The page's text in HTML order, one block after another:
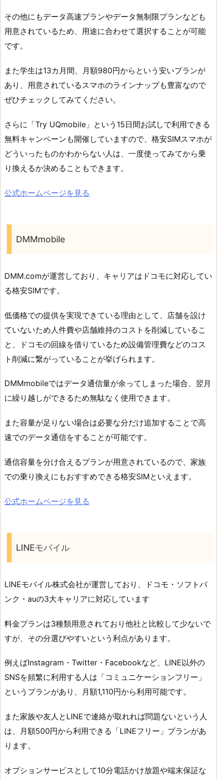
その他にもデータ高速プランやデータ無制限プランなども
用意されているため、用途に合わせて選択することが可能
です。
また学生は13カ月間、月額980円からという安いプランが
あり、用意されているスマホのラインナップも豊富なので
ぜひチェックしてみてください。
さらに「Try UQmobile」という15日間お試しで利用できる
無料キャンペーンも開催していますので、格安SIMスマホが
どういったものかわからない人は、一度使ってみてから乗
り換えるか決めることもできます。
公式ホームページを見る
DMMmobile
DMM.comが運営しており、キャリアはドコモに対応してい
る格安SIMです。
低価格での提供を実現できている理由として、店舗を設け
ていないため人件費や店舗維持のコストを削減しているこ
と、ドコモの回線を借りているため設備管理費などのコス
ト削減に繋がっていることが挙げられます。
DMMmobileではデータ通信量が余ってしまった場合、翌月
に繰り越しができるため無駄なく使用できます。
また容量が足りない場合は必要な分だけ追加することで高
速でのデータ通信をすることが可能です。
通信容量を分け合えるプランが用意されているので、家族
での乗り換えにもおすすめできる格安SIMといえます。
公式ホームページを見る
LINEモバイル
LINEモバイル株式会社が運営しており、ドコモ・ソフトバ
ンク・auの3大キャリアに対応しています
料金プランは3種類用意されており他社と比較して少ないで
すが、その分選びやすいという利点があります。
例えばInstagram・Twitter・Facebookなど、LINE以外の
SNSを頻繁に利用する人は「コミュニケーションフリー」
というプランがあり、月額1,110円から利用可能です。
また家族や友人とLINEで連絡が取れれば問題ないという人
は、月額500円から利用できる「LINEフリー」プランがあ
ります。
オプションサービスとして10分電話かけ放題や端末保証な